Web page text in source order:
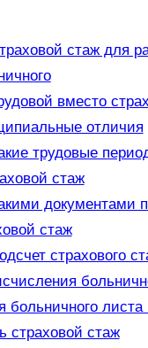
стаж для
вместо
отличия
трудовые
стаж
документами
стаж
страхового
листа
страховой стаж